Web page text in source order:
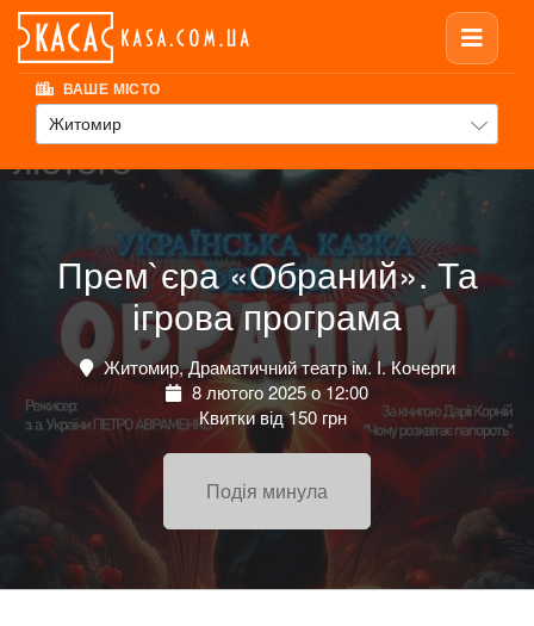
ВАШЕ МІСТО
Житомир
Прем`єра «Обраний». Та
ігрова програма
Житомир, Драматичний театр ім. І. Кочерги
8 лютого 2025 о 12:00
Квитки від 150 грн
Подія минула